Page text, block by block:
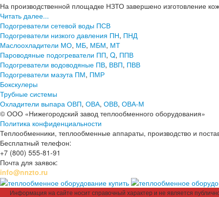
На производственной площадке НЗТО завершено изготовление
Читать далее...
Подогреватели сетевой воды ПСВ
Подогреватели низкого давления ПН, ПНД
Маслоохладители МО, МБ, МБМ, МТ
Пароводяные подогреватели ПП, Q, ППВ
Подогреватели водоводяные ПВ, ВВП, ПВВ
Подогреватели мазута ПМ, ПМР
Бокскулеры
Трубные системы
Охладители выпара ОВП, ОВА, ОВВ, ОВА-М
© ООО «Нижегородский завод теплообменного оборудования»
Политика конфиденциальности
Теплообменники, теплообменные аппараты, производство и
Бесплатный телефон:
+7 (800) 555-81-91
Почта для заявок:
info@nnzto.ru
Информация на сайте носит справочный характер и не является